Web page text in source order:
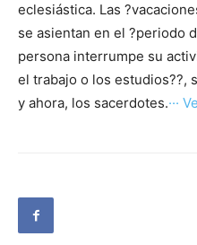
eclesiástica. Las
se asientan en el ?periodo
persona interrumpe su
el trabajo o los estudios??,
y ahora, los sacerdotes.···